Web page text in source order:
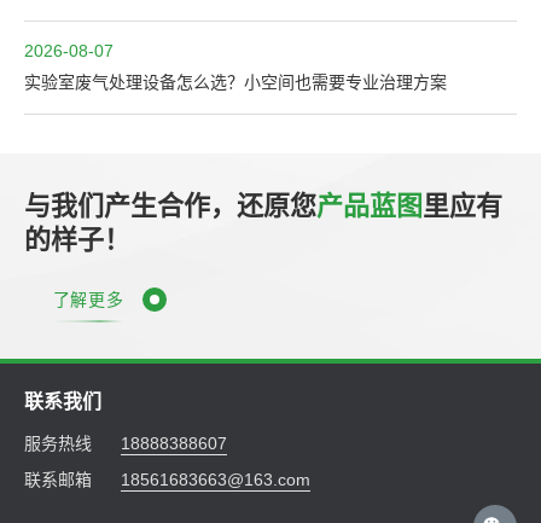
2026-08-07
实验室废气处理设备怎么选？小空间也需要专业治理方案
与我们产生合作，还原您产品蓝图里应有
的样子！
了解更多
联系我们
服务热线
18888388607
联系邮箱
18561683663@163.com